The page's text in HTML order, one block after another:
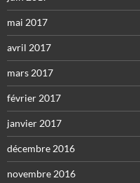
mai 2017
avril 2017
mars 2017
février 2017
janvier 2017
décembre 2016
novembre 2016